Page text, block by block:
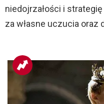
niedojrzałości i
za własne uczucia oraz